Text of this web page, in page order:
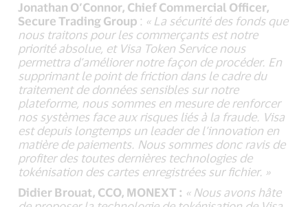
Jonathan O’Connor, Chief Commercial Officer,
Secure Trading Group : « La sécurité des fonds que
nous traitons pour les commerçants est notre
priorité absolue, et Visa Token Service nous
permettra d’améliorer notre façon de procéder. En
supprimant le point de friction dans le cadre du
traitement de données sensibles sur notre
plateforme, nous sommes en mesure de renforcer
nos systèmes face aux risques liés à la fraude. Visa
est depuis longtemps un leader de l’innovation en
matière de paiements. Nous sommes donc ravis de
profiter des toutes dernières technologies de
tokénisation des cartes enregistrées sur fichier. »
Didier Brouat, CCO, MONEXT : « Nous avons hâte